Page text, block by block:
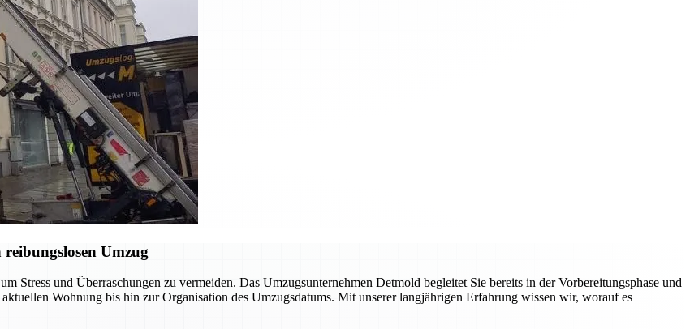
Umzug
Stress und Überraschungen zu vermeiden. Das Umzugsunternehmen Detmold begleitet Sie bereits in der Vorbereitungsphase und
Wohnung bis hin zur Organisation des Umzugsdatums. Mit unserer langjährigen Erfahrung wissen wir, worauf es